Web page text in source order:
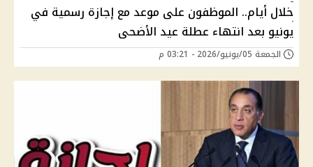
خلال أيام.. الموظفون على موعد مع إجازة رسمية في
يونيو بعد انتهاء عطلة عيد الأضحى
الجمعة 05/يونيو/2026 - 03:21 م